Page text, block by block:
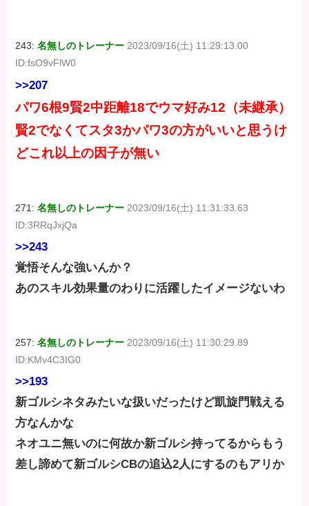
243:名無しのトレーナー 2023/09/16(土) 11:29:13.00
ID:fsO9vFlW0
>>207
パワ6根9賢2中距離18でウマ好み12（未継承）
賢2でなくてスタ3かパワ3の方がいいと思うけ
どこれ以上の因子が無い
271:名無しのトレーナー 2023/09/16(土) 11:31:33.63
ID:3RRqJxjQa
>>243
覚悟そんな強いんか？
あのスキル効果量のわりに活躍したイメージないわ
257:名無しのトレーナー 2023/09/16(土) 11:30:29.89
ID:KMv4C3IG0
>>193
新ゴルシネタみたいな扱いだったけど凱旋門戦える
方なんかな
ネオユニ無いのに何故か新ゴルシ持ってるからもう
差し諦めて新ゴルシCBの追込2人にするのもアリか